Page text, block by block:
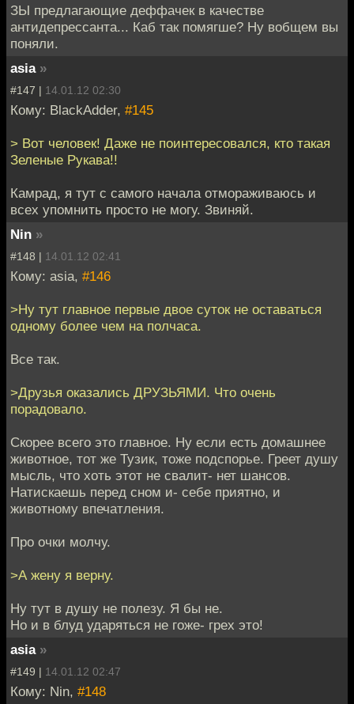
ЗЫ предлагающие деффачек в качестве
антидепрессанта... Каб так помягше? Ну вобщем вы
поняли.
asia »
#147 | 14.01.12 02:30
Кому: BlackAdder, #145
> Вот человек! Даже не поинтересовался, кто такая
Зеленые Рукава!!
Камрад, я тут с самого начала отмораживаюсь и
всех упомнить просто не могу. Звиняй.
Nin »
#148 | 14.01.12 02:41
Кому: asia, #146
>Ну тут главное первые двое суток не оставаться
одному более чем на полчаса.
Все так.
>Друзья оказались ДРУЗЬЯМИ. Что очень
порадовало.
Скорее всего это главное. Ну если есть домашнее
животное, тот же Тузик, тоже подспорье. Греет душу
мысль, что хоть этот не свалит- нет шансов.
Натискаешь перед сном и- себе приятно, и
животному впечатления.
Про очки молчу.
>А жену я верну.
Ну тут в душу не полезу. Я бы не.
Но и в блуд ударяться не гоже- грех это!
asia »
#149 | 14.01.12 02:47
Кому: Nin, #148